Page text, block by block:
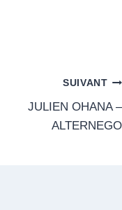
SUIVANT
JULIEN OHANA –
ALTERNEGO